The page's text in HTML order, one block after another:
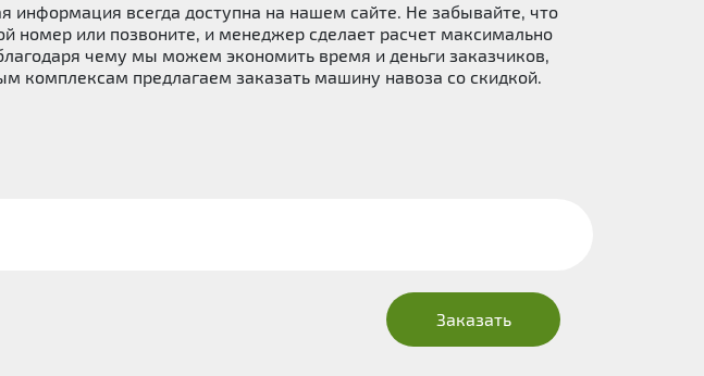
информация всегда доступна на нашем сайте. Не забывайте, что
номер или позвоните, и менеджер сделает расчет максимально
чему мы можем экономить время и деньги заказчиков,
предлагаем заказать машину навоза со скидкой.
Заказать